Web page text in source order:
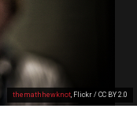
themathhewknot , Flickr / CC BY 2.0